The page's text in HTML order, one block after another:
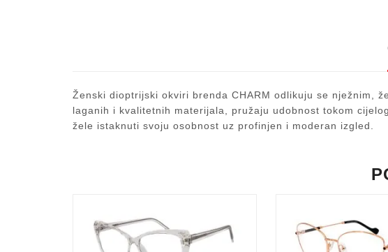
Ženski dioptrijski okviri brenda CHARM odlikuju se nježnim,
laganih i kvalitetnih materijala, pružaju udobnost tokom
žele istaknuti svoju osobnost uz profinjen i moderan izgled.